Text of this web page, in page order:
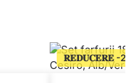
𝐑𝐄𝐃𝐔𝐂𝐄𝐑𝐄